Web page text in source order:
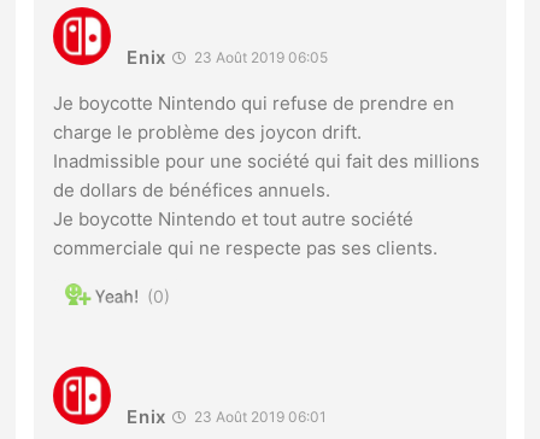
Enix 23 Août 2019 06:05
Je boycotte Nintendo qui refuse de prendre en
charge le problème des joycon drift.
Inadmissible pour une société qui fait des millions
de dollars de bénéfices annuels.
Je boycotte Nintendo et tout autre société
commerciale qui ne respecte pas ses clients.
0
Enix 23 Août 2019 06:01